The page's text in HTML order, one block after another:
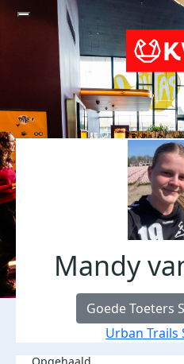
Mandy
Goede Toeters
Urban Trails